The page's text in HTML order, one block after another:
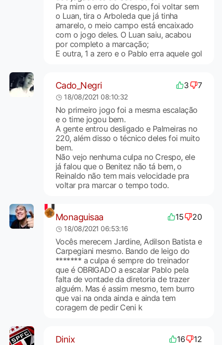
Pra mim o erro do Crespo, foi voltar sem
o Luan, tira o Arboleda que já tinha
amarelo, o meio campo está encaixado
com o jogo deles. O Luan saiu, acabou
por completo a marcação;
E outra, 1 a zero e o Pablo erra aquele gol
Cado_Negri 3 7
18/08/2021 08:10:32
No primeiro jogo foi a mesma escalação
e o time jogou bem.
A gente entrou desligado e Palmeiras no
220, além disso o técnico deles foi muito
bem.
Não vejo nenhuma culpa no Crespo, ele
já falou que o Benitez não tá bem, o
Reinaldo não tem mais velocidade pra
voltar pra marcar o tempo todo.
Monaguisaa 15 20
18/08/2021 06:53:16
Vocês merecem Jardine, Adilson Batista e
Carpegiani mesmo. Bando de leigo do
******* a culpa é sempre do treinador
que é OBRIGADO a escalar Pablo pela
falta de vontade da diretoria de trazer
alguém. Mas é assim mesmo, tem burro
que vai na onda ainda e ainda tem
coragem de pedir Ceni k
Dinix 16 12